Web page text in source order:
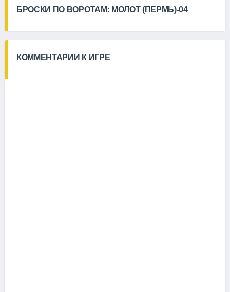
БРОСКИ ПО ВОРОТАМ: МОЛОТ (ПЕРМЬ)-04
КОММЕНТАРИИ К ИГРЕ